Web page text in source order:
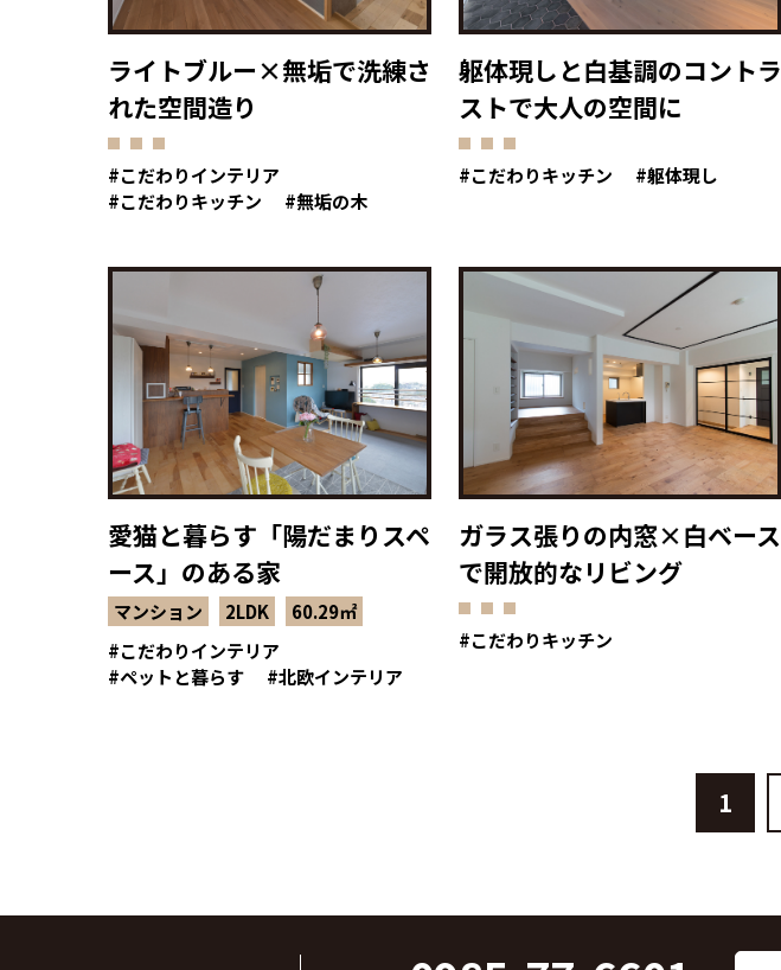
ライトブルー×無垢で洗練さ
れた空間造り
こだわりインテリア
こだわりキッチン
無垢の木
躯体現しと白基調のコントラ
ストで大人の空間に
こだわりキッチン 躯体現し
愛猫と暮らす「陽だまりスペ
ース」のある家
マンション 2LDK
60.29㎡
こだわりインテリア
ペットと暮らす
北欧インテリア
ガラス張りの内窓×白ベース
で開放的なリビング
こだわりキッチン
1